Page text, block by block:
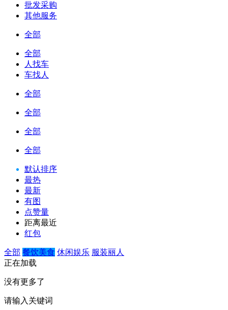
批发采购
其他服务
全部
全部
人找车
车找人
全部
全部
全部
全部
默认排序
最热
最新
有图
点赞量
距离最近
红包
全部 餐饮美食 休闲娱乐 服装丽人
正在加载
没有更多了
请输入关键词